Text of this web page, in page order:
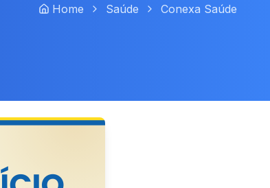
Home Saúde Conexa Saúde